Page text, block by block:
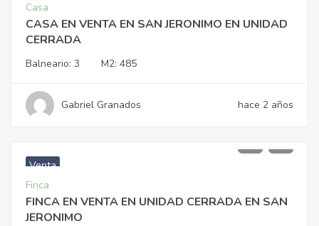
Casa
CASA EN VENTA EN SAN JERONIMO EN UNIDAD
CERRADA
Balneario: 3 M2: 485
Gabriel Granados hace 2 años
Venta
Finca
FINCA EN VENTA EN UNIDAD CERRADA EN SAN
JERONIMO